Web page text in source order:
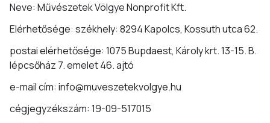
Neve: Művészetek Völgye Nonprofit Kft.
Elérhetősége: székhely: 8294 Kapolcs, Kossuth utca 62.
postai elérhetősége: 1075 Bupdaest, Károly krt. 13-15. B.
lépcsőház 7. emelet 46. ajtó
e-mail cím: info@muveszetekvolgye.hu
cégjegyzékszám: 19-09-517015